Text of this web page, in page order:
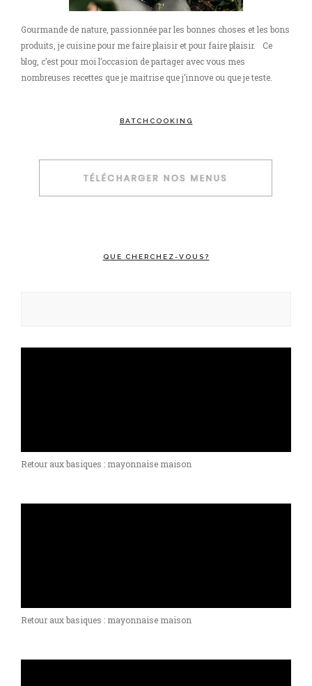
Gourmande de nature, passionnée par les bonnes choses et les bons
produits, je cuisine pour me faire plaisir et pour faire plaisir. Ce
blog, c’est pour moi l’occasion de partager avec vous mes
nombreuses recettes que je maitrise que j’innove ou que je teste.
BATCHCOOKING
QUE CHERCHEZ-VOUS?
Retour aux basiques : mayonnaise maison
Retour aux basiques : mayonnaise maison